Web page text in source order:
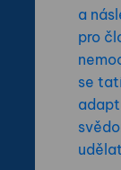
a
pro
se